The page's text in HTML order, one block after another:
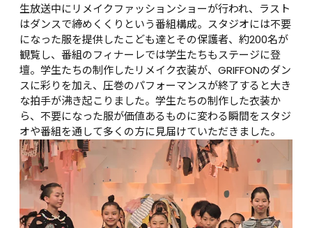
生放送中にリメイクファッションショーが行われ、ラスト
はダンスで締めくくりという番組構成。スタジオには不要
になった服を提供したこども達とその保護者、約200名が
観覧し、番組のフィナーレでは学生たちもステージに登
壇。学生たちの制作したリメイク衣装が、GRIFFONのダン
スに彩りを加え、圧巻のパフォーマンスが終了すると大き
な拍手が沸き起こりました。学生たちの制作した衣装か
ら、不要になった服が価値あるものに変わる瞬間をスタジ
オや番組を通して多くの方に見届けていただきました。